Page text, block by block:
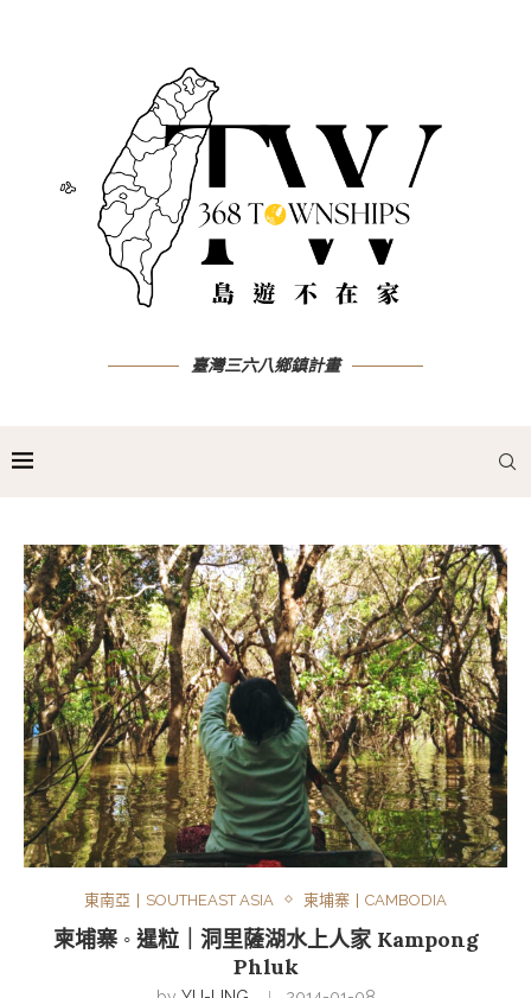
臺灣三六八鄉鎮計畫
東南亞丨SOUTHEAST ASIA 柬埔寨丨CAMBODIA
柬埔寨 ◦ 暹粒｜洞里薩湖水上人家 Kampong
Phluk